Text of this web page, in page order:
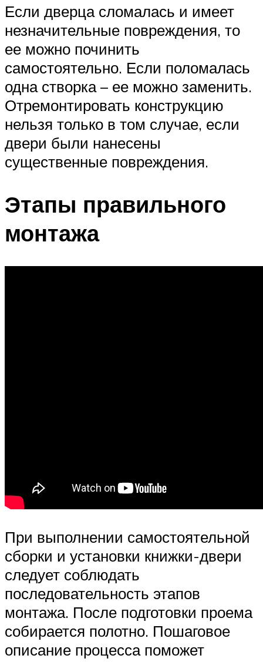
Если дверца сломалась и имеет
незначительные повреждения, то
ее можно починить
самостоятельно. Если поломалась
одна створка – ее можно заменить.
Отремонтировать конструкцию
нельзя только в том случае, если
двери были нанесены
существенные повреждения.
Этапы правильного
монтажа
При выполнении самостоятельной
сборки и установки книжки-двери
следует соблюдать
последовательность этапов
монтажа. После подготовки проема
собирается полотно. Пошаговое
описание процесса поможет